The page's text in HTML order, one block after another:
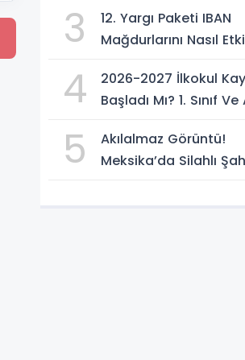
3
12. Yargı Paketi IBAN
Mağdurlarını Nasıl
4
2026-2027 İlkokul
Başladı Mı? 1. Sınıf Ve
5
Akılalmaz Görüntü!
Meksika’da Silahlı